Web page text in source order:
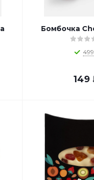
Бомбочка
499
149